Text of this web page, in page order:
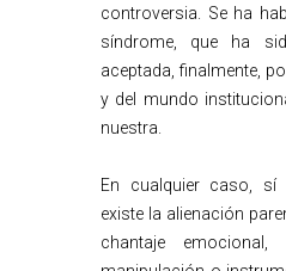
controversia. Se ha
síndrome, que ha
aceptada, finalmente,
y del mundo
nuestra.
En cualquier caso, sí
existe la alienación
chantaje